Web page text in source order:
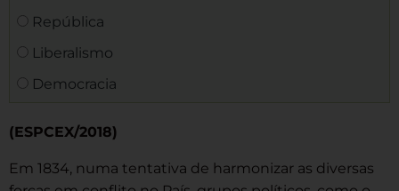
República
Liberalismo
Democracia
(ESPCEX/2018)
Em 1834, numa tentativa de harmonizar as diversas